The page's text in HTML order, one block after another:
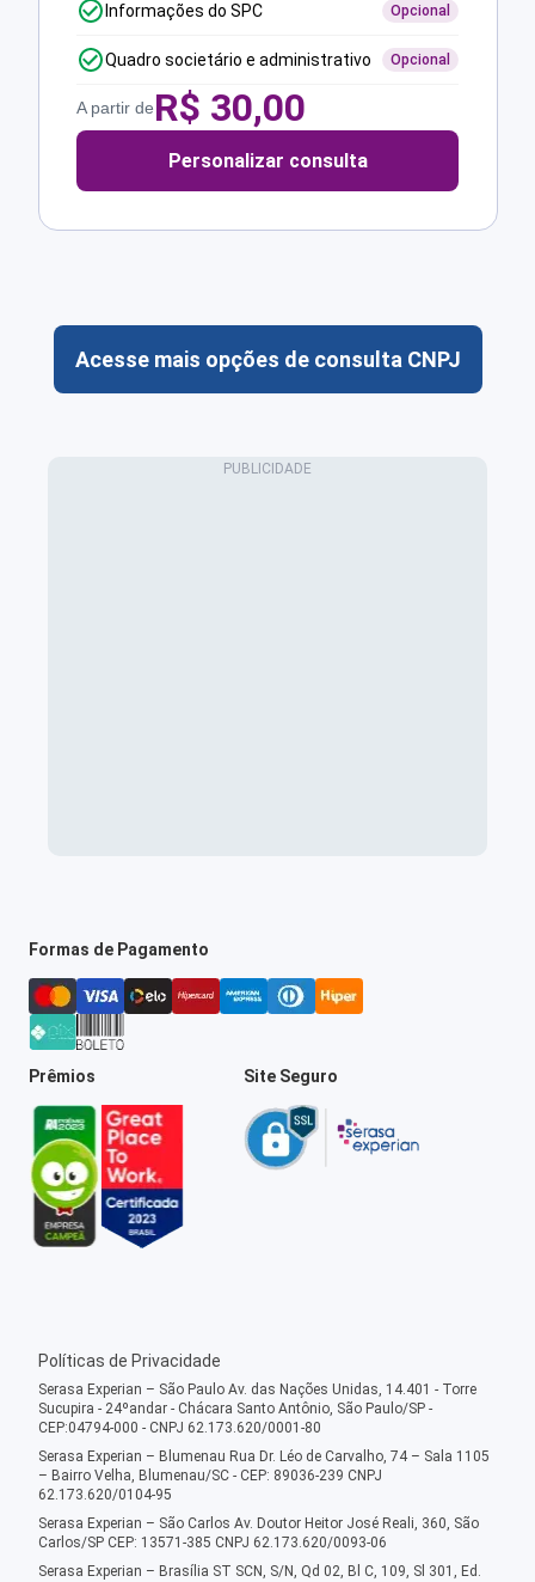
Informações do SPC Opcional
Quadro societário e administrativo Opcional
A partir deR$ 30,00
Personalizar consulta
Acesse mais opções de consulta CNPJ
Formas de Pagamento
Prêmios Site Seguro
Políticas de Privacidade
Serasa Experian – São Paulo Av. das Nações Unidas, 14.401 - Torre
Sucupira - 24ºandar - Chácara Santo Antônio, São Paulo/SP -
CEP:04794-000 - CNPJ 62.173.620/0001-80
Serasa Experian – Blumenau Rua Dr. Léo de Carvalho, 74 – Sala 1105
– Bairro Velha, Blumenau/SC - CEP: 89036-239 CNPJ
62.173.620/0104-95
Serasa Experian – São Carlos Av. Doutor Heitor José Reali, 360, São
Carlos/SP CEP: 13571-385 CNPJ 62.173.620/0093-06
Serasa Experian – Brasília ST SCN, S/N, Qd 02, Bl C, 109, Sl 301, Ed.